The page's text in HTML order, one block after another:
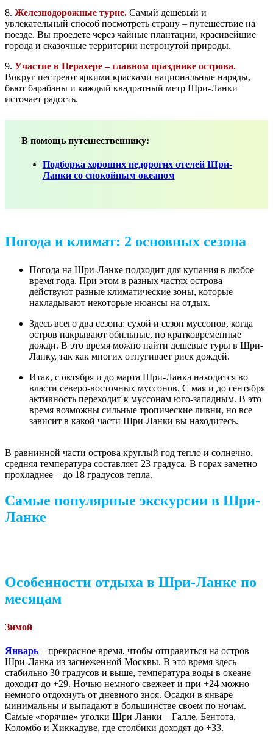
8. Железнодорожные турне. Самый дешевый и
увлекательный способ посмотреть страну – путешествие на
поезде. Вы проедете через чайные плантации, красивейшие
города и сказочные территории нетронутой природы.
9. Участие в Перахере – главном празднике острова.
Вокруг пестреют яркими красками национальные наряды,
бьют барабаны и каждый квадратный метр Шри-Ланки
источает радость.
В помощь путешественнику:
Подборка хороших недорогих отелей Шри-
Ланки со спокойным океаном
Погода и климат: 2 основных сезона
Погода на Шри-Ланке подходит для купания в любое
время года. При этом в разных частях острова
действуют разные климатические зоны, которые
накладывают некоторые нюансы на отдых.
Здесь всего два сезона: сухой и сезон муссонов, когда
остров накрывают обильные, но кратковременные
дожди. В это время можно найти дешевые туры в Шри-
Ланку, так как многих отпугивает риск дождей.
Итак, с октября и до марта Шри-Ланка находится во
власти северо-восточных муссонов. С мая и до сентября
активность переходит к муссонам юго-западным. В это
время возможны сильные тропические ливни, но все
зависит в какой части Шри-Ланки вы находитесь.
В равнинной части острова круглый год тепло и солнечно,
средняя температура составляет 23 градуса. В горах заметно
прохладнее – до 18 градусов тепла.
Самые популярные экскурсии в Шри-
Ланке
Особенности отдыха в Шри-Ланке по
месяцам
Зимой
Январь – прекрасное время, чтобы отправиться на остров
Шри-Ланка из заснеженной Москвы. В это время здесь
стабильно 30 градусов и выше, температура воды в океане
доходит до +29. Ночью немного свежеет и при +24 можно
немного отдохнуть от дневного зноя. Осадки в январе
минимальны и выпадают в большинстве своем по ночам.
Самые «горячие» уголки Шри-Ланки – Галле, Бентота,
Коломбо и Хиккадуве, где столбики доходят до +33.